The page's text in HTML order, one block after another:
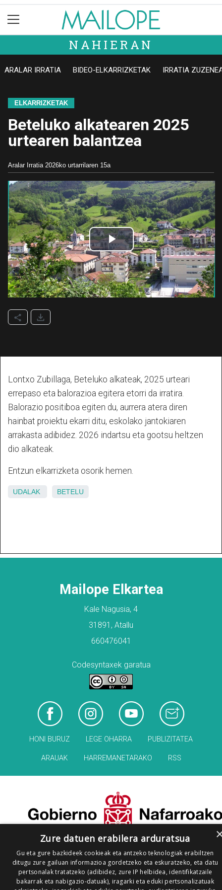
NAHIERAN
ARALAR IRRATIA BIDEO-ELKARRIZKETAK IRRATIA
ELKARRIZKETAK
Beteluko alkatearen 2025
urtearen balantzea
Aralar Irratia 2026ko urtarrilaren 15a
Lontxo Zubillaga, Beteluko alkateak, 2025 urteari
errepaso eta balorazioa egitera etorri da irratira.
Balorazio positiboa egiten du, aurrera atera diren
hainbat proiektu ekarri ditu, eskolako jantokiaren
arrakasta adibidez. 2026 indartsu eta gootsu heltzen
dio alkateak.
Entzun elkarrizketa osorik hemen.
UDALAK BETELU
Mailope Elkartea
Kale Nagusia, 4
31891, Atallu
660476041
Codesyntaxek garatua
HONI BURUZ LEGE OHARRA PUBLIZITATEA
ARAUAK HARREMANETARAKO RSS
Zure datuen erabilera arduratsua
Gu eta gure bazkideek cookieak eta antzeko teknologiak erabiltzen
ditugu zure gailuan informazioa gordetzeko eta eskuratzeko, eta datu
pertsonalak tratatzeko (adibidez, zure IP helbidea, identifikatzaile
bakarrak eta nabigazio-datuak), iragarki eta eduki pertsonalizatuak